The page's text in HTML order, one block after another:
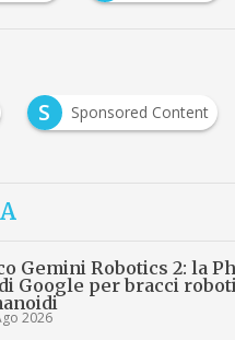
S Sponsored Content
Gemini Robotics 2: la
Google per bracci
2026